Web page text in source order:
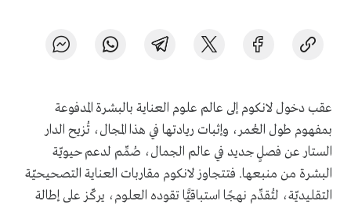
عقب دخول لانكوم إلى عالم علوم العناية بالبشرة المدفوعة
بمفهوم طول العُمر، وإثبات ريادتها في هذا المجال، تُزيح الدار
الستار عن فصلٍ جديد في عالم الجمال، صُمِّم لدعم حيويّة
البشرة من منبعها. فتتجاوز لانكوم مقاربات العناية التصحيحيّة
التقليديّة، لتُقدِّم نهجًا استباقيًّا تقوده العلوم، يركّز على إطالة